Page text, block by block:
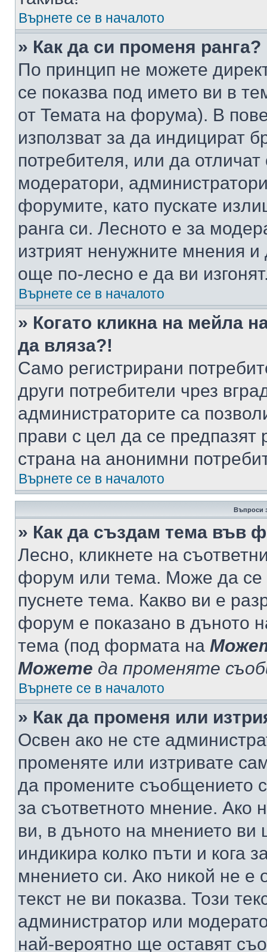
Върнете се в началото
» Как да си променя ранга?
По принцип не можете
се показва под името ви в
от Темата на форума). В
използват за да индицират
потребителя, или да
модератори,
форумите, като пускате
ранга си. Лесното е за
изтрият ненужните мнения
още по-лесно е да ви
Върнете се в началото
» Когато кликна на мейла
да вляза?!
Само регистрирани
други потребители чрез
администраторите са
прави с цел да се предпазят
страна на анонимни
Върнете се в началото
Въпроси
» Как да създам тема във
Лесно, кликнете на
форум или тема. Може да се
пуснете тема. Какво ви е
форум е показано в дъното
тема (под формата на
Можете да променяте
Върнете се в началото
» Как да променя или
Освен ако не сте
променяте или изтривате
да промените съобщението
за съответното мнение. Ако
ви, в дъното на мнението ви
индикира колко пъти и кога
мнението си. Ако никой не е
текст не ви показва. Този
администратор или
най-вероятно ще оставят